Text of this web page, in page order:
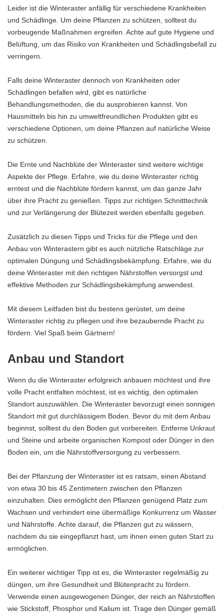
Leider ist die Winteraster anfällig für verschiedene Krankheiten
und Schädlinge. Um deine Pflanzen zu schützen, solltest du
vorbeugende Maßnahmen ergreifen. Achte auf gute Hygiene und
Belüftung, um das Risiko von Krankheiten und Schädlingsbefall zu
verringern.
Falls deine Winteraster dennoch von Krankheiten oder
Schädlingen befallen wird, gibt es natürliche
Behandlungsmethoden, die du ausprobieren kannst. Von
Hausmitteln bis hin zu umweltfreundlichen Produkten gibt es
verschiedene Optionen, um deine Pflanzen auf natürliche Weise
zu schützen.
Die Ernte und Nachblüte der Winteraster sind weitere wichtige
Aspekte der Pflege. Erfahre, wie du deine Winteraster richtig
erntest und die Nachblüte fördern kannst, um das ganze Jahr
über ihre Pracht zu genießen. Tipps zur richtigen Schnitttechnik
und zur Verlängerung der Blütezeit werden ebenfalls gegeben.
Zusätzlich zu diesen Tipps und Tricks für die Pflege und den
Anbau von Winterastern gibt es auch nützliche Ratschläge zur
optimalen Düngung und Schädlingsbekämpfung. Erfahre, wie du
deine Winteraster mit den richtigen Nährstoffen versorgst und
effektive Methoden zur Schädlingsbekämpfung anwendest.
Mit diesem Leitfaden bist du bestens gerüstet, um deine
Winteraster richtig zu pflegen und ihre bezaubernde Pracht zu
fördern. Viel Spaß beim Gärtnern!
Anbau und Standort
Wenn du die Winteraster erfolgreich anbauen möchtest und ihre
volle Pracht entfalten möchtest, ist es wichtig, den optimalen
Standort auszuwählen. Die Winteraster bevorzugt einen sonnigen
Standort mit gut durchlässigem Boden. Bevor du mit dem Anbau
beginnst, solltest du den Boden gut vorbereiten. Entferne Unkraut
und Steine und arbeite organischen Kompost oder Dünger in den
Boden ein, um die Nährstoffversorgung zu verbessern.
Bei der Pflanzung der Winteraster ist es ratsam, einen Abstand
von etwa 30 bis 45 Zentimetern zwischen den Pflanzen
einzuhalten. Dies ermöglicht den Pflanzen genügend Platz zum
Wachsen und verhindert eine übermäßige Konkurrenz um Wasser
und Nährstoffe. Achte darauf, die Pflanzen gut zu wässern,
nachdem du sie eingepflanzt hast, um ihnen einen guten Start zu
ermöglichen.
Ein weiterer wichtiger Tipp ist es, die Winteraster regelmäßig zu
düngen, um ihre Gesundheit und Blütenpracht zu fördern.
Verwende einen ausgewogenen Dünger, der reich an Nährstoffen
wie Stickstoff, Phosphor und Kalium ist. Trage den Dünger gemäß